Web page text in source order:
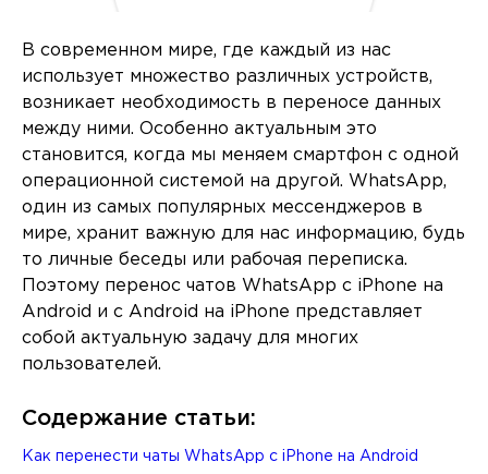
В современном мире, где каждый из нас
использует множество различных устройств,
возникает необходимость в переносе данных
между ними. Особенно актуальным это
становится, когда мы меняем смартфон с одной
операционной системой на другой. WhatsApp,
один из самых популярных мессенджеров в
мире, хранит важную для нас информацию, будь
то личные беседы или рабочая переписка.
Поэтому перенос чатов WhatsApp с iPhone на
Android и с Android на iPhone представляет
собой актуальную задачу для многих
пользователей.
Содержание статьи:
Как перенести чаты WhatsApp с iPhone на Android